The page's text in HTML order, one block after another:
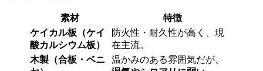
素材
特徴
ケイカル板（ケイ
酸カルシウム板）
防火性・耐久性が高く、現
在主流。
木製（合板・ベニ
温かみのある雰囲気だが、